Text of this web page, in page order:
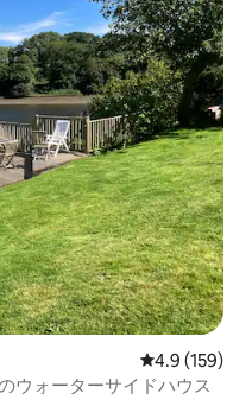
レビュー159
4.9 (159)
ウォーターサイドハウス